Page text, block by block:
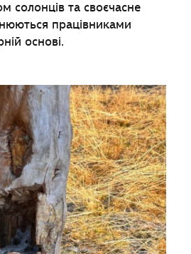
солонців та своєчасне
працівниками
основі.